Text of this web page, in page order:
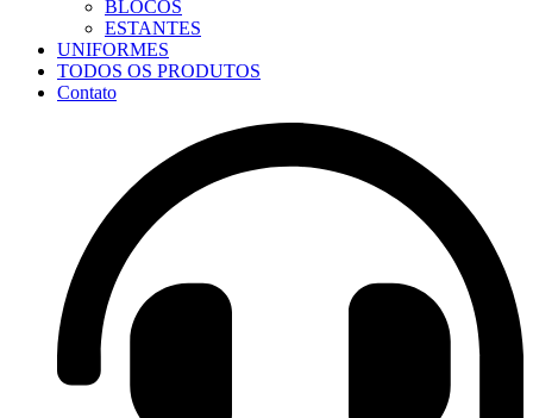
BLOCOS
ESTANTES
UNIFORMES
TODOS OS PRODUTOS
Contato